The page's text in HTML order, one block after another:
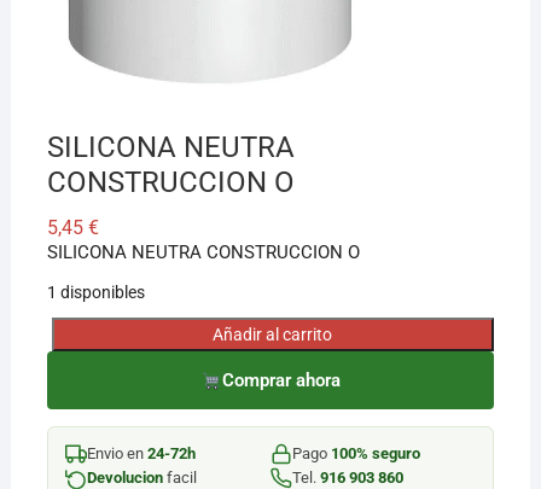
SILICONA NEUTRA
CONSTRUCCION O
5,45 €
SILICONA NEUTRA CONSTRUCCION O
1 disponibles
SILICONA
CONSTRUCCION
O
cantidad
Añadir al carrito
Comprar ahora
Envio en 24-72h Pago 100% seguro
Devolucionfacil Tel. 916 903 860